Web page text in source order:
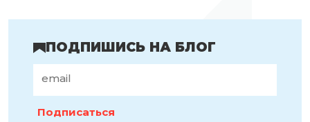
ПОДПИШИСЬ НА БЛОГ
Подписаться